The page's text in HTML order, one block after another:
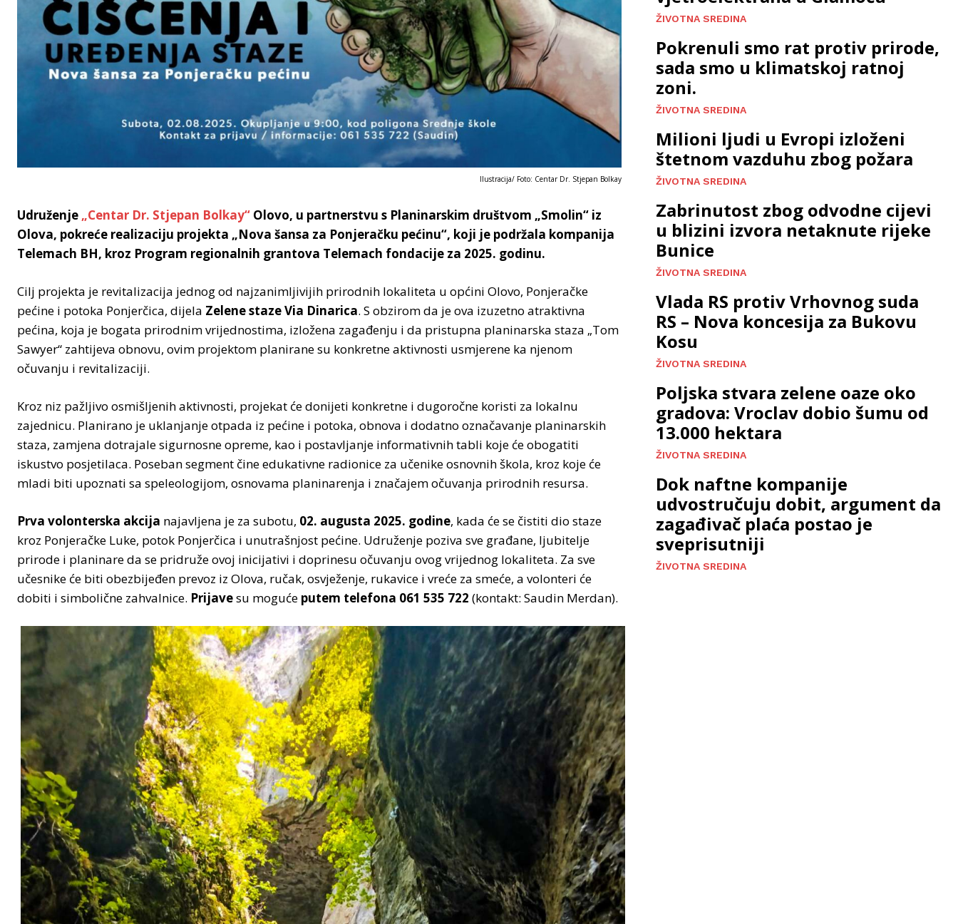
Ilustracija/ Foto: Centar Dr. Stjepan Bolkay
Udruženje „Centar Dr. Stjepan Bolkay“ Olovo, u partnerstvu s Planinarskim društvom „Smolin“ iz
Olova, pokreće realizaciju projekta „Nova šansa za Ponjeračku pećinu“, koji je podržala kompanija
Telemach BH, kroz Program regionalnih grantova Telemach fondacije za 2025. godinu.
Cilj projekta je revitalizacija jednog od najzanimljivijih prirodnih lokaliteta u općini Olovo, Ponjeračke
pećine i potoka Ponjerčica, dijela Zelene staze Via Dinarica. S obzirom da je ova izuzetno atraktivna
pećina, koja je bogata prirodnim vrijednostima, izložena zagađenju i da pristupna planinarska staza „Tom
Sawyer“ zahtijeva obnovu, ovim projektom planirane su konkretne aktivnosti usmjerene ka njenom
očuvanju i revitalizaciji.
Kroz niz pažljivo osmišljenih aktivnosti, projekat će donijeti konkretne i dugoročne koristi za lokalnu
zajednicu. Planirano je uklanjanje otpada iz pećine i potoka, obnova i dodatno označavanje planinarskih
staza, zamjena dotrajale sigurnosne opreme, kao i postavljanje informativnih tabli koje će obogatiti
iskustvo posjetilaca. Poseban segment čine edukativne radionice za učenike osnovnih škola, kroz koje će
mladi biti upoznati sa speleologijom, osnovama planinarenja i značajem očuvanja prirodnih resursa.
Prva volonterska akcija najavljena je za subotu, 02. augusta 2025. godine, kada će se čistiti dio staze
kroz Ponjeračke Luke, potok Ponjerčica i unutrašnjost pećine. Udruženje poziva sve građane, ljubitelje
prirode i planinare da se pridruže ovoj inicijativi i doprinesu očuvanju ovog vrijednog lokaliteta. Za sve
učesnike će biti obezbijeđen prevoz iz Olova, ručak, osvježenje, rukavice i vreće za smeće, a volonteri će
dobiti i simbolične zahvalnice. Prijavesu moguće putem telefona 061 535 722 (kontakt: Saudin Merdan).
ŽIVOTNA SREDINA
Pokrenuli smo rat protiv prirode,
sada smo u klimatskoj ratnoj
zoni.
ŽIVOTNA SREDINA
Milioni ljudi u Evropi izloženi
štetnom vazduhu zbog požara
ŽIVOTNA SREDINA
Zabrinutost zbog odvodne cijevi
u blizini izvora netaknute rijeke
Bunice
ŽIVOTNA SREDINA
Vlada RS protiv Vrhovnog suda
RS – Nova koncesija za Bukovu
Kosu
ŽIVOTNA SREDINA
Poljska stvara zelene oaze oko
gradova: Vroclav dobio šumu od
13.000 hektara
ŽIVOTNA SREDINA
Dok naftne kompanije
udvostručuju dobit, argument da
zagađivač plaća postao je
sveprisutniji
ŽIVOTNA SREDINA